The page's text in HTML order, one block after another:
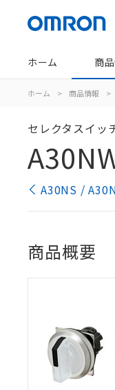
ホーム 商
ホーム > 商品情報 >
セレクタスイッ
A30NS /
商品概要